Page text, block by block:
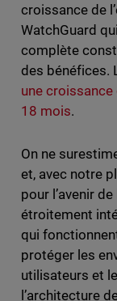
croissance de
WatchGuard
complète
des bénéfices.
une croissance
18 mois.
On ne
et, avec notre
pour l’avenir
étroitement
qui
protéger les
utilisateurs et
l’architecture